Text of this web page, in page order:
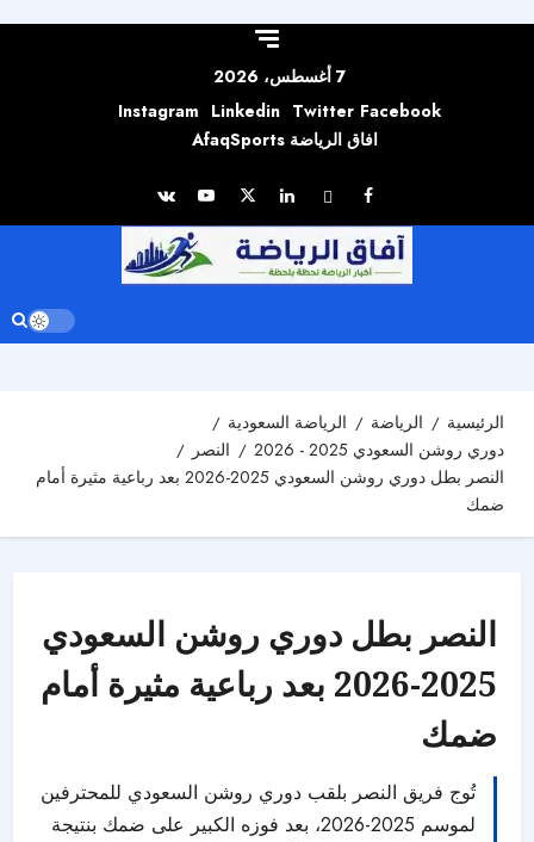
7 أغسطس، 2026
Facebook
Twitter
Linkedin
Instagram
افاق الرياضة AfaqSports
الرئيسية الرياضة
الرياضة السعودية
دوري روشن السعودي 2025 - 2026
النصر
النصر بطل دوري روشن السعودي 2025-2026 بعد رباعية مثيرة أمام
ضمك
النصر بطل دوري روشن السعودي
2025-2026 بعد رباعية مثيرة أمام
ضمك
تُوج فريق النصر بلقب دوري روشن السعودي للمحترفين
لموسم 2025-2026، بعد فوزه الكبير على ضمك بنتيجة